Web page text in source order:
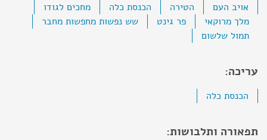
אויב העם הטירה הכנסת כלה
מחכים לגודו
מלך מרוקאי
פר גינט
שש נפשות מחפשות מחבר
תמול שלשום
עריכה:
הכנסת כלה
תפאורה ותלבושות: